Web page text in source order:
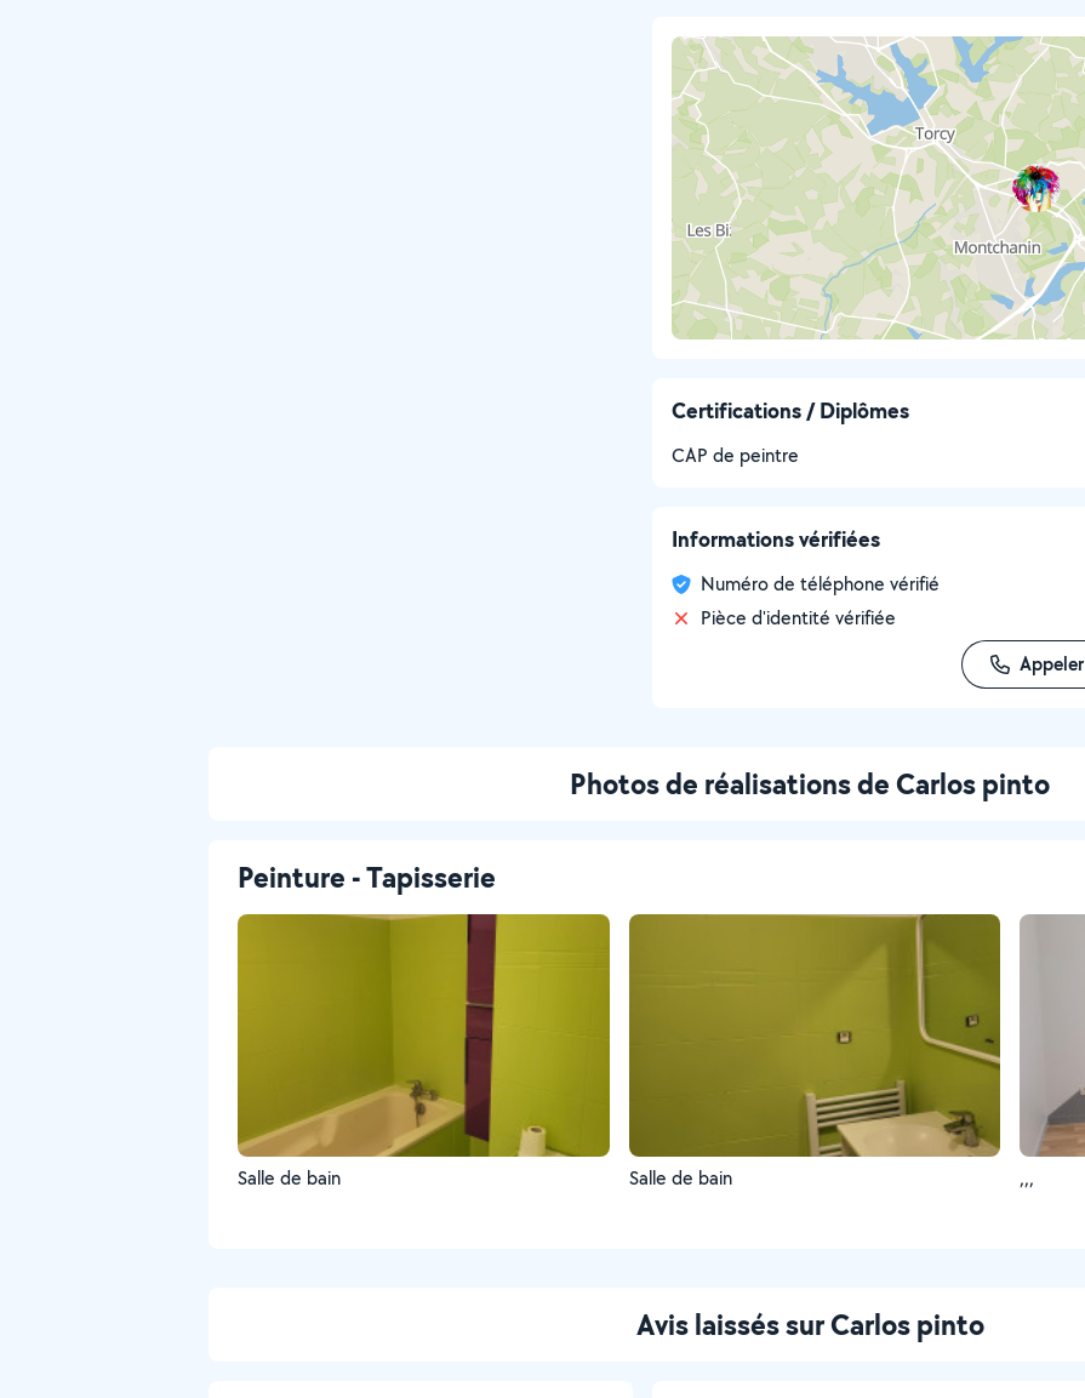
Certifications / Diplômes
CAP de peintre
Informations vérifiées
Numéro de téléphone vérifié
Pièce d'identité vérifiée
Appeler
Photos de réalisations de Carlos pinto
Peinture - Tapisserie
Salle de bain Salle de bain ,,,
Avis laissés sur Carlos pinto